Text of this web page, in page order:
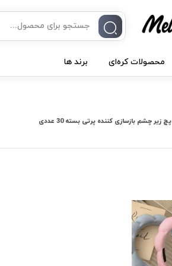
محصولات کره‌ای برند ها
پچ زیر چشم بازسازی کننده پرتی بسته 30 عددی